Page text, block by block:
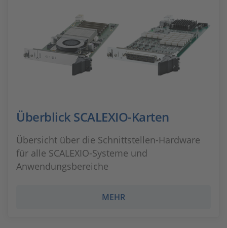
Überblick SCALEXIO-Karten
Übersicht über die Schnittstellen-Hardware
für alle SCALEXIO-Systeme und
Anwendungsbereiche
MEHR